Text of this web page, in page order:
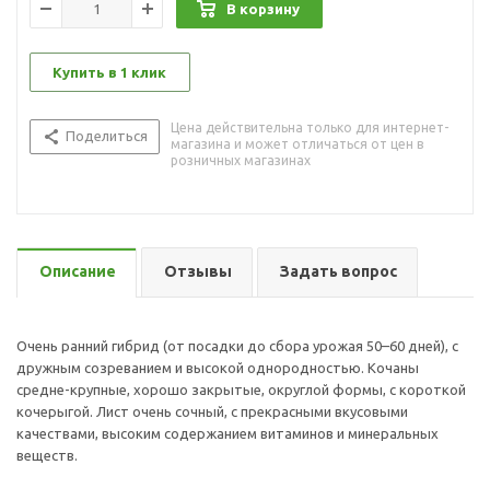
В корзину
Купить в 1 клик
Поделиться
Цена действительна только для интернет-
магазина и может отличаться от цен в
розничных магазинах
Описание Отзывы Задать вопрос
Очень ранний гибрид (от посадки до сбора урожая 50–60 дней), с
дружным созреванием и высокой однородностью. Кочаны
средне-крупные, хорошо закрытые, округлой формы, с короткой
кочерыгой. Лист очень сочный, с прекрасными вкусовыми
качествами, высоким содержанием витаминов и минеральных
веществ.